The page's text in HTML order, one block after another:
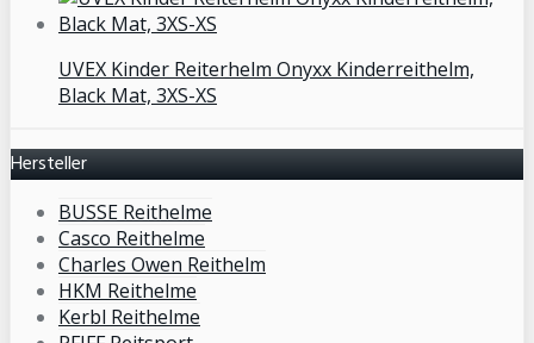
UVEX Kinder Reiterhelm Onyxx Kinderreithelm,
Black Mat, 3XS-XS
Hersteller
BUSSE Reithelme
Casco Reithelme
Charles Owen Reithelm
HKM Reithelme
Kerbl Reithelme